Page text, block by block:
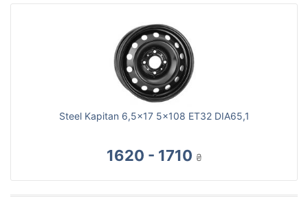
Steel Kapitan 6,5x17 5x108 ET32 DIA65,1
1620 - 1710 ₴